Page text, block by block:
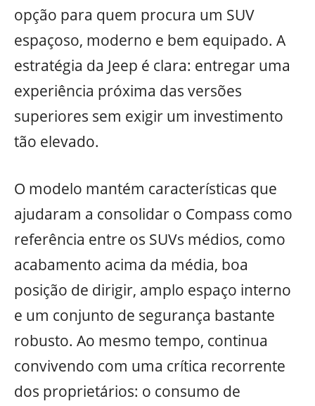
opção para quem procura um SUV
espaçoso, moderno e bem equipado. A
estratégia da Jeep é clara: entregar uma
experiência próxima das versões
superiores sem exigir um investimento
tão elevado.
O modelo mantém características que
ajudaram a consolidar o Compass como
referência entre os SUVs médios, como
acabamento acima da média, boa
posição de dirigir, amplo espaço interno
e um conjunto de segurança bastante
robusto. Ao mesmo tempo, continua
convivendo com uma crítica recorrente
dos proprietários: o consumo de